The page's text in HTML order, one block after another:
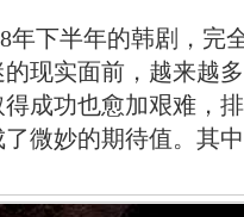
下半年的韩剧，完
现实面前，越来越
成功也愈加艰难，
微妙的期待值。其